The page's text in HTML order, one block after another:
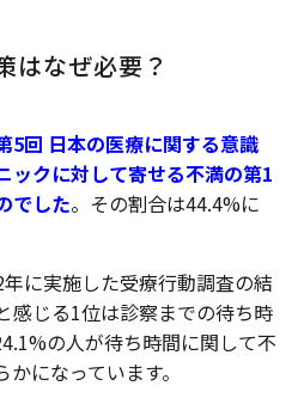
はなぜ必要？
5回 日本の医療に関する意識
ックに対して寄せる不満の第1
でした。その割合は44.4%に
に実施した受療行動調査の結
感じる1位は診察までの待ち時
の人が待ち時間に関して不
になっています。